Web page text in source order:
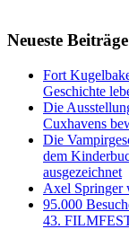
Neueste Beiträge
Fort
Geschichte
Die
Cuxhavens
Die
dem
ausgezeichnet
Axel Springer
95.000
43.